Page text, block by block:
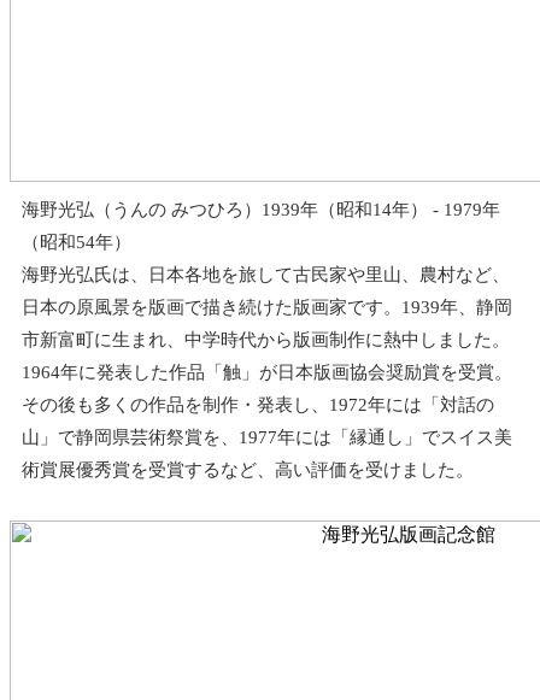
海野光弘（うんの みつひろ）1939年（昭和14年） - 1979年
（昭和54年）
海野光弘氏は、日本各地を旅して古民家や里山、農村など、
日本の原風景を版画で描き続けた版画家です。1939年、静岡
市新富町に生まれ、中学時代から版画制作に熱中しました。
1964年に発表した作品「触」が日本版画協会奨励賞を受賞。
その後も多くの作品を制作・発表し、1972年には「対話の
山」で静岡県芸術祭賞を、1977年には「縁通し」でスイス美
術賞展優秀賞を受賞するなど、高い評価を受けました。